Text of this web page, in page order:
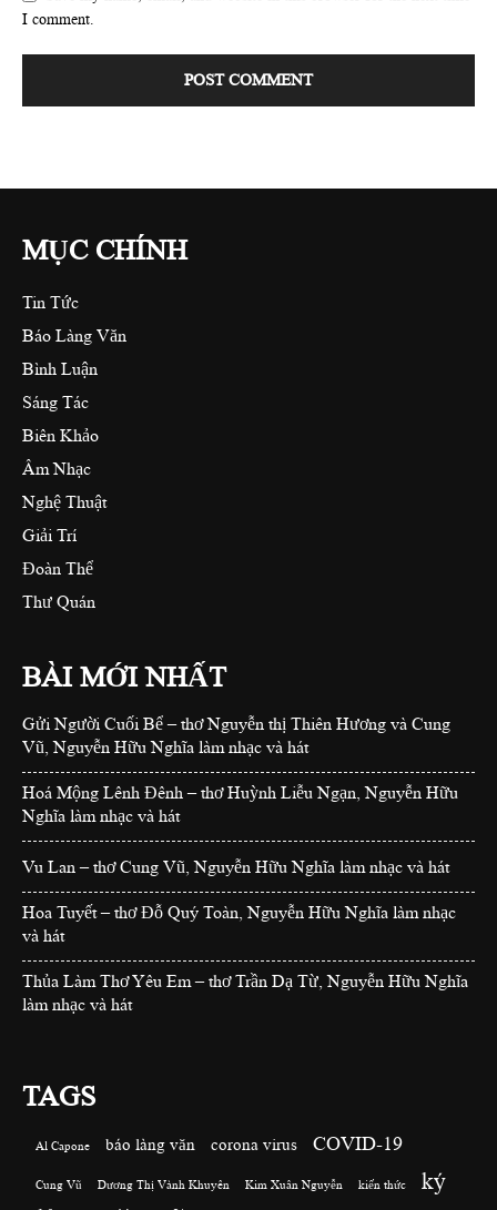
I comment.
MỤC CHÍNH
Tin Tức
Báo Làng Văn
Bình Luận
Sáng Tác
Biên Khảo
Âm Nhạc
Nghệ Thuật
Giải Trí
Đoàn Thể
Thư Quán
BÀI MỚI NHẤT
Gửi Người Cuối Bể – thơ Nguyễn thị Thiên Hương và Cung
Vũ, Nguyễn Hữu Nghĩa làm nhạc và hát
Hoá Mộng Lênh Đênh – thơ Huỳnh Liễu Ngạn, Nguyễn Hữu
Nghĩa làm nhạc và hát
Vu Lan – thơ Cung Vũ, Nguyễn Hữu Nghĩa làm nhạc và hát
Hoa Tuyết – thơ Đỗ Quý Toàn, Nguyễn Hữu Nghĩa làm nhạc
và hát
Thủa Làm Thơ Yêu Em – thơ Trần Dạ Từ, Nguyễn Hữu Nghĩa
làm nhạc và hát
TAGS
Al Capone báo làng văn corona virus COVID-19
Cung Vũ Dương Thị Vành Khuyên Kim Xuân Nguyễn kiến thức ký